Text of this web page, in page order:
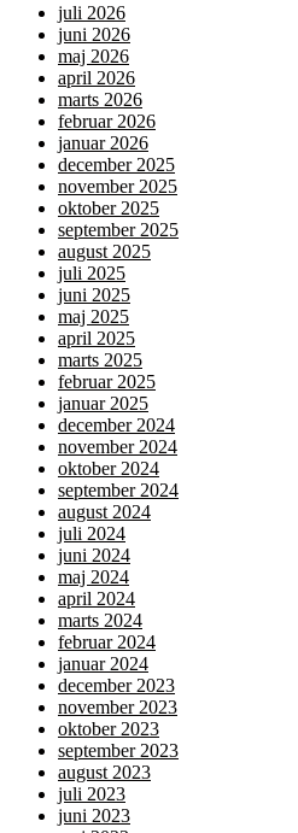
juli 2026
juni 2026
maj 2026
april 2026
marts 2026
februar 2026
januar 2026
december 2025
november 2025
oktober 2025
september 2025
august 2025
juli 2025
juni 2025
maj 2025
april 2025
marts 2025
februar 2025
januar 2025
december 2024
november 2024
oktober 2024
september 2024
august 2024
juli 2024
juni 2024
maj 2024
april 2024
marts 2024
februar 2024
januar 2024
december 2023
november 2023
oktober 2023
september 2023
august 2023
juli 2023
juni 2023